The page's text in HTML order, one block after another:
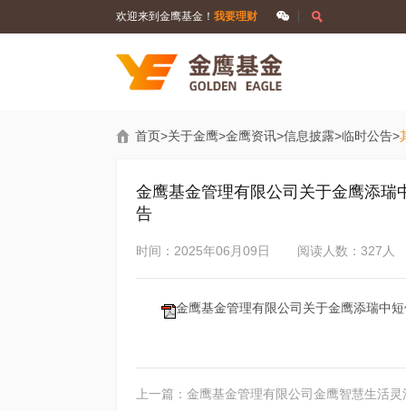
欢迎来到金鹰基金！ 我要理财
首页>关于金鹰>金鹰资讯>信息披露>临时公告>
金鹰基金管理有限公司关于金鹰添
告
时间：2025年06月09日 阅读人数：327人
金鹰基金管理有限公司关于金鹰添瑞中
上一篇：金鹰基金管理有限公司金鹰智慧生活